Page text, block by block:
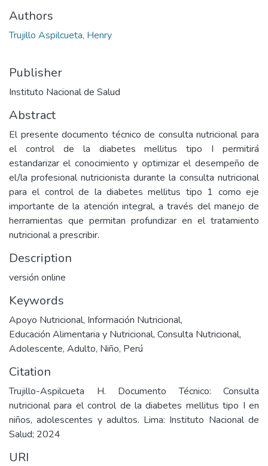
Authors
Trujillo Aspilcueta, Henry
Publisher
Instituto Nacional de Salud
Abstract
El presente documento técnico de consulta nutricional para
el control de la diabetes mellitus tipo I permitirá
estandarizar el conocimiento y optimizar el desempeño de
el/la profesional nutricionista durante la consulta nutricional
para el control de la diabetes mellitus tipo 1 como eje
importante de la atención integral, a través del manejo de
herramientas que permitan profundizar en el tratamiento
nutricional a prescribir.
Description
versión online
Keywords
Apoyo Nutricional, Información Nutricional,
Educación Alimentaria y Nutricional, Consulta Nutricional,
Adolescente, Adulto, Niño, Perú
Citation
Trujillo-Aspilcueta H. Documento Técnico: Consulta
nutricional para el control de la diabetes mellitus tipo I en
niños, adolescentes y adultos. Lima: Instituto Nacional de
Salud; 2024
URI